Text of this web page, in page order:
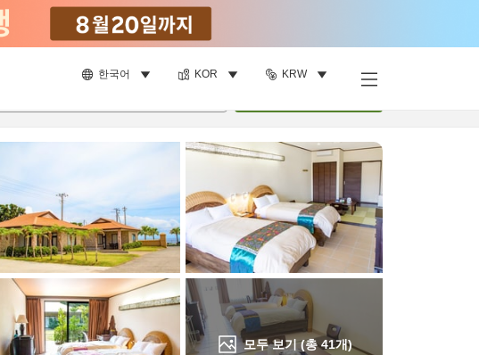
한국어 KOR KRW
모두 보기 (총41개)